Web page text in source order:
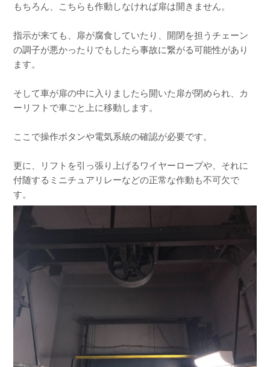
もちろん、こちらも作動しなければ扉は開きません。
指示が来ても、扉が腐食していたり、開閉を担うチェーン
の調子が悪かったりでもしたら事故に繋がる可能性があり
ます。
そして車が扉の中に入りましたら開いた扉が閉められ、カ
ーリフトで車ごと上に移動します。
ここで操作ボタンや電気系統の確認が必要です。
更に、リフトを引っ張り上げるワイヤーロープや、それに
付随するミニチュアリレーなどの正常な作動も不可欠で
す。